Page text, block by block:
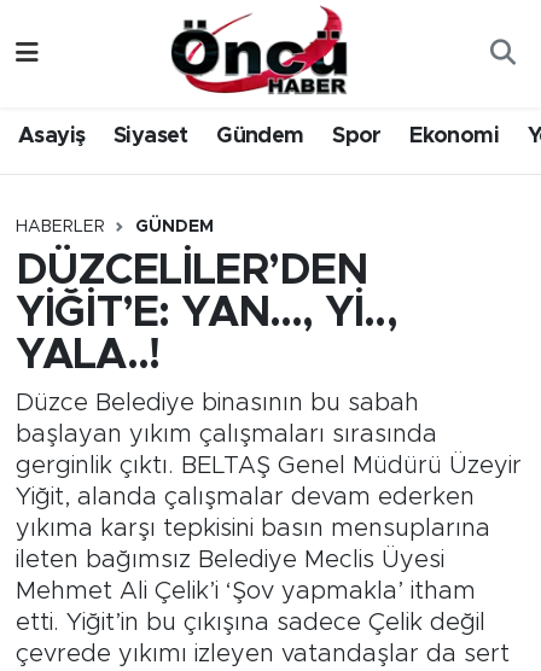
Asayiş Siyaset Gündem Spor Ekonomi
HABERLER GÜNDEM
DÜZCELİLER’DEN
YİĞİT’E: YAN…, Yİ..,
YALA..!
Düzce Belediye binasının bu sabah
başlayan yıkım çalışmaları sırasında
gerginlik çıktı. BELTAŞ Genel Müdürü Üzeyir
Yiğit, alanda çalışmalar devam ederken
yıkıma karşı tepkisini basın mensuplarına
ileten bağımsız Belediye Meclis Üyesi
Mehmet Ali Çelik’i ‘Şov yapmakla’ itham
etti. Yiğit’in bu çıkışına sadece Çelik değil
çevrede yıkımı izleyen vatandaşlar da sert
Gündem
Sağlık & Çevre
Spor
Siyaset
Yerel Haber
Öncü Radyo Dinle
Öncü TV İzle
Düzce Nöbetçi Eczaneler
Düzce Hava Durumu
Düzce Namaz Vakitleri
Düzce Trafik Yoğunluk Haritası
Süper Lig Puan Durumu ve Fikstür
Tüm Manşetler
Son Dakika Haberleri
Haber Arşivi